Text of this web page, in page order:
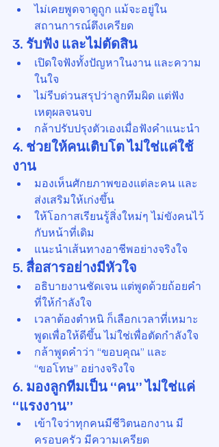
ไม่เคยพูดจาดูถูก แม้จะอยู่ใน
สถานการณ์ตึงเครียด
3. รับฟัง และไม่ตัดสิน
เปิดใจฟังทั้งปัญหาในงาน และความ
ในใจ
ไม่รีบด่วนสรุปว่าลูกทีมผิด แต่ฟัง
เหตุผลจนจบ
กล้าปรับปรุงตัวเองเมื่อฟังคำแนะนำ
4. ช่วยให้คนเติบโต ไม่ใช่แค่ใช้
งาน
มองเห็นศักยภาพของแต่ละคน และ
ส่งเสริมให้เก่งขึ้น
ให้โอกาสเรียนรู้สิ่งใหม่ๆ ไม่ขังคนไว้
กับหน้าที่เดิม
แนะนำเส้นทางอาชีพอย่างจริงใจ
5. สื่อสารอย่างมีหัวใจ
อธิบายงานชัดเจน แต่พูดด้วยถ้อยคำ
ที่ให้กำลังใจ
เวลาต้องตำหนิ ก็เลือกเวลาที่เหมาะ
พูดเพื่อให้ดีขึ้น ไม่ใช่เพื่อตัดกำลังใจ
กล้าพูดคำว่า “ขอบคุณ” และ
“ขอโทษ” อย่างจริงใจ
6. มองลูกทีมเป็น “คน” ไม่ใช่แค่
“แรงงาน”
เข้าใจว่าทุกคนมีชีวิตนอกงาน มี
ครอบครัว มีความเครียด